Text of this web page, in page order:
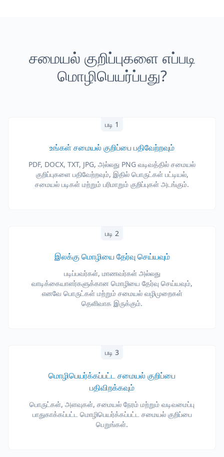
சமையல் குறிப்புகளை எப்படி
மொழிபெயர்ப்பது?
படி 1
உங்கள் சமையல் குறிப்பை பதிவேற்றவும்
PDF, DOCX, TXT, JPG, அல்லது PNG வடிவத்தில் சமையல்
குறிப்புகளை பதிவேற்றவும், இதில் பொருட்கள் பட்டியல்,
சமையல் படிகள் மற்றும் பரிமாறும் குறிப்புகள் அடங்கும்.
படி 2
இலக்கு மொழியை தேர்வு செய்யவும்
படிப்பவர்கள், மாணவர்கள் அல்லது
வாடிக்கையாளர்களுக்கான மொழியை தேர்வு செய்யவும்,
எனவே பொருட்கள் மற்றும் சமையல் வழிமுறைகள்
தெளிவாக இருக்கும்.
படி 3
மொழிபெயர்க்கப்பட்ட சமையல் குறிப்பை
பதிவிறக்கவும்
பொருட்கள், அளவுகள், சமையல் நேரம் மற்றும் வடிவமைப்பு
பாதுகாக்கப்பட்ட மொழிபெயர்க்கப்பட்ட சமையல் குறிப்பை
பெறுங்கள்.